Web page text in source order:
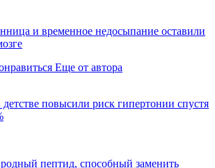
и временное недосыпание оставили
Еще от автора
повысили риск гипертонии спустя
пептид, способный заменить